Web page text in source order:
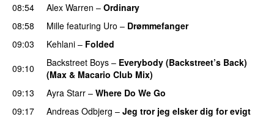
08:54
Alex Warren – Ordinary
08:58
Mille featuring Uro – Drømmefanger
09:03
Kehlani – Folded
09:10 Backstreet Boys – Everybody (Backstreet’s Back)
(Max & Macario Club Mix)
09:13
Ayra Starr – Where Do We Go
09:17 Andreas Odbjerg – Jeg tror jeg elsker dig for evigt